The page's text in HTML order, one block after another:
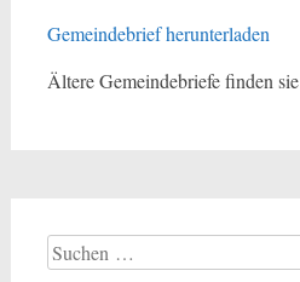
Gemeindebrief herunterladen
Ältere Gemeindebriefe finden sie
Suchen
nach: